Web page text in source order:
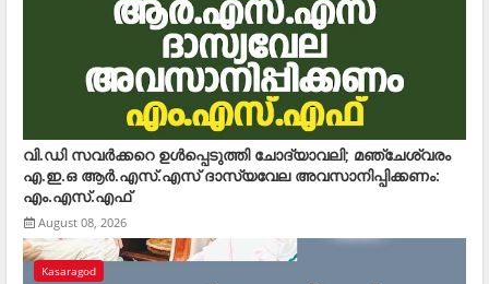
വി.ഡി സവര്‍ക്കറെ ഉള്‍പ്പെടുത്തി ചോദ്യാവലി; മഞ്ചേശ്വരം
എ.ഇ.ഒ ആര്‍.എസ്.എസ് ദാസ്യവേല അവസാനിപ്പിക്കണം:
എം.എസ്.എഫ്
August 08, 2026
Kasaragod